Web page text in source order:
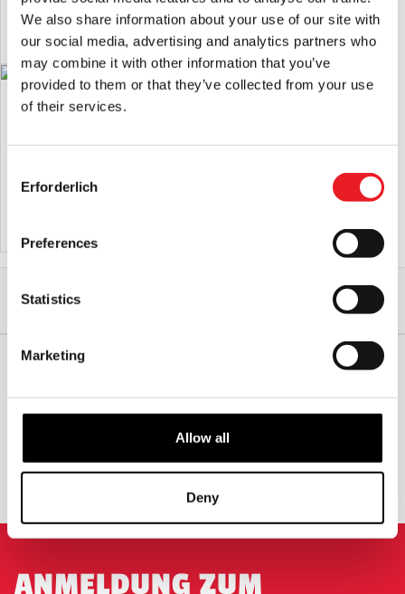
We also share information about your use of our site with
our social media, advertising and analytics partners who
may combine it with other information that you’ve
provided to them or that they’ve collected from your use
of their services.
Selection
Erforderlich
Preferences
Statistics
Marketing
Allow all
Deny
PRODUKT ANSEHEN
IN DEN WARENKORB LEGEN
PRODUKT ANSEHEN
MEZCO Lebendige tote Puppen am
Mittwoch - Wednesday Addams
MEZCO 5 Punkte Mittwoch (Netflix) - Mittwoch & Enid Deluxe Action Figur
WELTWEITER VERSAND
GRÖSSTE AUSWAHL IN G
ROSSBRITANNIEN
UMTAUSCH ODER RÜCKGABE MASSGESCHNEIDERTE ANFRAGEN
ANMELDUNG ZUM